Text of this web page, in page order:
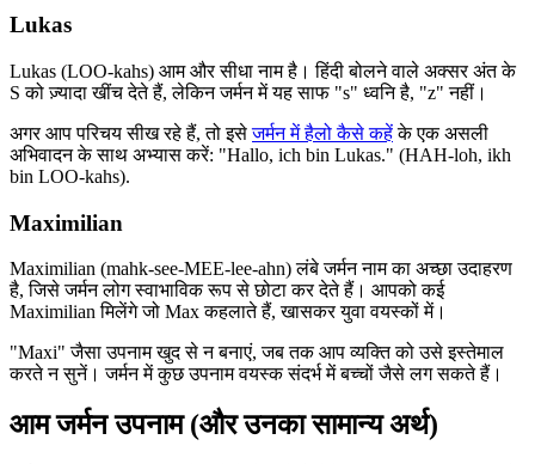
Lukas
Lukas (LOO-kahs) आम और सीधा नाम है। हिंदी बोलने वाले अक्सर अंत के
S को ज़्यादा खींच देते हैं, लेकिन जर्मन में यह साफ "s" ध्वनि है, "z" नहीं।
अगर आप परिचय सीख रहे हैं, तो इसेजर्मन में हैलो कैसे कहेंके एक असली
अभिवादन के साथ अभ्यास करें: "Hallo, ich bin Lukas." (HAH-loh, ikh
bin LOO-kahs).
Maximilian
Maximilian (mahk-see-MEE-lee-ahn) लंबे जर्मन नाम का अच्छा उदाहरण
है, जिसे जर्मन लोग स्वाभाविक रूप से छोटा कर देते हैं। आपको कई
Maximilian मिलेंगे जो Max कहलाते हैं, खासकर युवा वयस्कों में।
"Maxi" जैसा उपनाम खुद से न बनाएं, जब तक आप व्यक्ति को उसे इस्तेमाल
करते न सुनें। जर्मन में कुछ उपनाम वयस्क संदर्भ में बच्चों जैसे लग सकते हैं।
आम जर्मन उपनाम (और उनका सामान्य अर्थ)